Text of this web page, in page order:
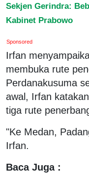
Sekjen Gerindra:
Kabinet Prabowo
Sponsored
Irfan
membuka rute
Perdanakusuma
awal, Irfan
tiga rute
"Ke Medan,
Irfan.
Baca Juga :